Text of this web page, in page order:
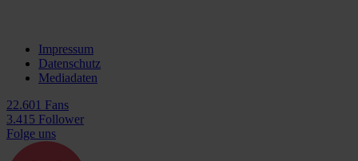
Impressum
Datenschutz
Mediadaten
22.601 Fans
3.415 Follower
Folge uns